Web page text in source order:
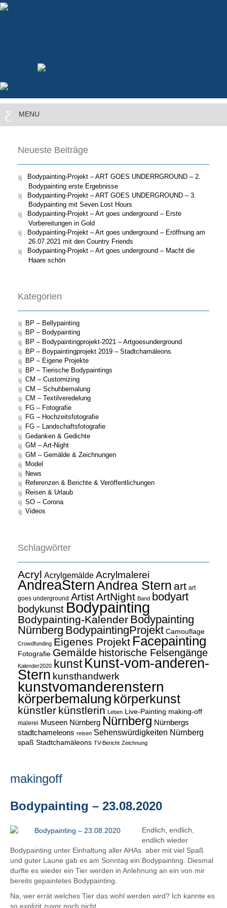
MENU
Neueste Beiträge
Bodypainting-Projekt – ART GOES UNDERRGROUND – 2.
Bodypainting erste Ergebnisse
Bodypainting-Projekt – ART GOES UNDERGROUND – 3.
Bodypainting mit Seven Lost Hours
Bodypainting-Projekt – Art goes underground – Erste
Vorbereitungen in Gold
Bodypainting-Projekt – Art goes underground – Eröffnung am
26.07.2021 mit den Country Friends
Bodypainting-Projekt – Art goes underground – Macht die
Haare schön
Kategorien
BP – Bellypainting
BP – Bodypainting
BP – Bodypaintingprojekt-2021 – Artgoesunderground
BP – Boypaintingprojekt 2019 – Stadtchamäleons
BP – Eigene Projekte
BP – Tierische Bodypaintings
CM – Customizing
CM – Schuhbemalung
CM – Textilveredelung
FG – Fotografie
FG – Hochzeitsfotografie
FG – Landschaftsfotografie
Gedanken & Gedichte
GM – Art-Night
GM – Gemälde & Zeichnungen
Model
News
Referenzen & Berichte & Veröffentlichungen
Reisen & Urlaub
SO – Corona
Videos
Schlagwörter
Acryl Acrylgemälde Acrylmalerei
AndreaSternAndrea Stern art art
goes underground ArtistArtNight Band bodyart
bodykunst Bodypainting
Bodypainting-Kalender Bodypainting
Nürnberg BodypaintingProjekt Camouflage
Crowdfunding Eigenes Projekt Facepainting
Fotografie Gemälde historische Felsengänge
Kalender2020 kunst Kunst-vom-anderen-
Stern kunsthandwerk
kunstvomanderenstern
körperbemalung körperkunst
künstler künstlerin Leben Live-Painting making-off
malerei Museen Nürnberg Nürnberg Nürnbergs
stadtchameleons reisen Sehenswürdigkeiten Nürnberg
spaß Stadtchamäleons TV-Bericht Zeichnung
makingoff
Bodypainting – 23.08.2020
Endlich, endlich,
endlich wieder
Bodypainting unter Einhaltung aller AHAs. aber mit viel Spaß
und guter Laune gab es am Sonntag ein Bodypainting. Diesmal
durfte es wieder ein Tier werden in Anlehnung an ein von mir
bereits gepaintetes Bodypainting.
Na, wer errät welches Tier das wohl werden wird? Ich kannte es
so explizit zuvor noch nicht.